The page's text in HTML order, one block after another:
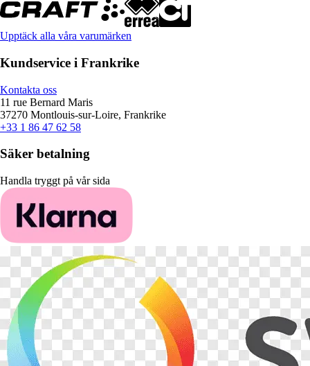
Upptäck alla våra varumärken
Kundservice i Frankrike
Kontakta oss
11 rue Bernard Maris
37270 Montlouis-sur-Loire, Frankrike
+33 1 86 47 62 58
Säker betalning
Handla tryggt på vår sida